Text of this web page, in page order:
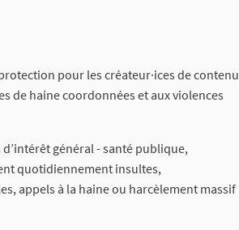
pour les créateur·ices de contenu
de haine coordonnées et aux violences
général - santé publique,
quotidiennement insultes,
appels à la haine ou harcèlement massif